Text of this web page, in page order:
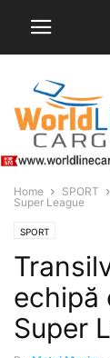
Home SPORT
Super League
SPORT
echipă
Super